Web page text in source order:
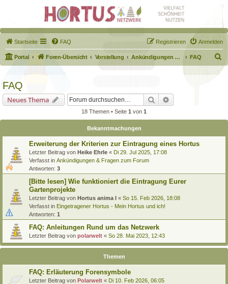
Startseite FAQ Anmelden
Registrieren
Portal Foren-Übersicht Vorstellung Ankündigungen & Fragen zum Forum FAQ
u
FAQ
Neues Thema Suche
18 Themen • Seite 1 von 1
Bekanntmachungen
Erweiterung der Kriterien zur Eintragung eines Hortus
Letzter Beitrag von Heike Ehrle « Di 29. Jul 2025, 17:08
Verfasst in Ankündigungen & Fragen zum Forum
Antworten: 3
[Bitte lesen] Wie funktioniert die Eintragung Eurer
Gartenprojekte
Letzter Beitrag von Hortus anima l « So 15. Feb 2026, 18:08
Verfasst in Eingetragener Hortus - Mein Hortus und ich!
Antworten: 1
FAQ: Anleitungen Rund um das Netzwerk
Letzter Beitrag von polarwelt « So 28. Mai 2023, 12:43
Themen
FAQ: Erläuterung Forensymbole
Letzter Beitrag von Polarwelt « Di 10. Feb 2026, 06:05